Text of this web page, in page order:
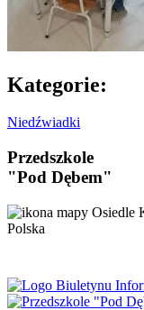
Kategorie:
Niedźwiadki
Przedszkole
"Pod Dębem"
Osiedle
Polska